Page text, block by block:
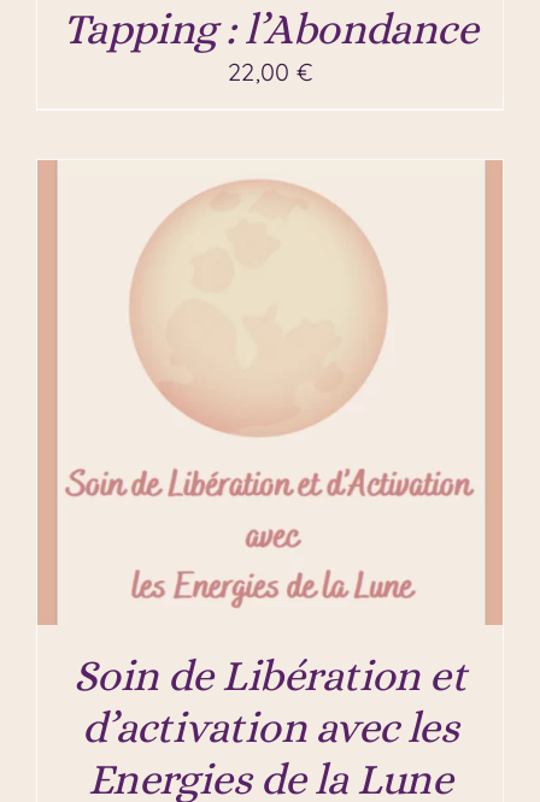
Tapping : l’Abondance
22,00 €
Soin de Libération et
d’activation avec les
Energies de la Lune